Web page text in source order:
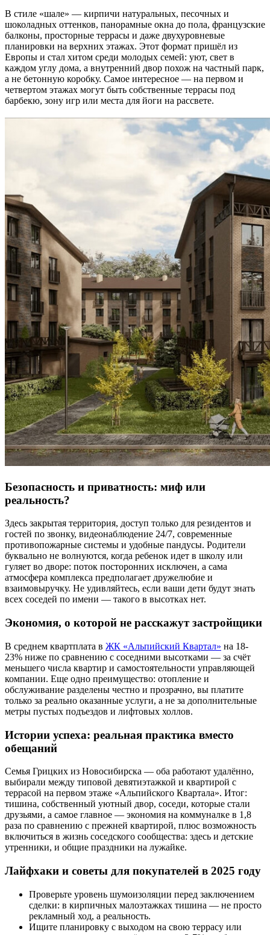
В стиле «шале» — кирпичи натуральных, песочных и
шоколадных оттенков, панорамные окна до пола, французские
балконы, просторные террасы и даже двухуровневые
планировки на верхних этажах. Этот формат пришёл из
Европы и стал хитом среди молодых семей: уют, свет в
каждом углу дома, а внутренний двор похож на частный парк,
а не бетонную коробку. Самое интересное — на первом и
четвертом этажах могут быть собственные террасы под
барбекю, зону игр или места для йоги на рассвете.
Безопасность и приватность: миф или
реальность?
Здесь закрытая территория, доступ только для резидентов и
гостей по звонку, видеонаблюдение 24/7, современные
противопожарные системы и удобные пандусы. Родители
буквально не волнуются, когда ребенок идет в школу или
гуляет во дворе: поток посторонних исключен, а сама
атмосфера комплекса предполагает дружелюбие и
взаимовыручку. Не удивляйтесь, если ваши дети будут знать
всех соседей по имени — такого в высотках нет.
Экономия, о которой не расскажут застройщики
В среднем квартплата в ЖК «Альпийский Квартал» на 18-
23% ниже по сравнению с соседними высотками — за счёт
меньшего числа квартир и самостоятельности управляющей
компании. Еще одно преимущество: отопление и
обслуживание разделены честно и прозрачно, вы платите
только за реально оказанные услуги, а не за дополнительные
метры пустых подъездов и лифтовых холлов.
Истории успеха: реальная практика вместо
обещаний
Семья Грицких из Новосибирска — оба работают удалённо,
выбирали между типовой девятиэтажкой и квартирой с
террасой на первом этаже «Альпийского Квартала». Итог:
тишина, собственный уютный двор, соседи, которые стали
друзьями, а самое главное — экономия на коммуналке в 1,8
раза по сравнению с прежней квартирой, плюс возможность
включиться в жизнь соседского сообщества: здесь и детские
утренники, и общие праздники на лужайке.
Лайфхаки и советы для покупателей в 2025 году
Проверьте уровень шумоизоляции перед заключением
сделки: в кирпичных малоэтажках тишина — не просто
рекламный ход, а реальность.
Ищите планировку с выходом на свою террасу или